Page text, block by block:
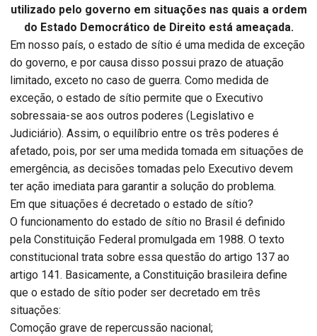
utilizado pelo governo em situações nas quais a ordem
do Estado Democrático de Direito está ameaçada.
Em nosso país, o estado de sítio é uma medida de exceção
do governo, e por causa disso possui prazo de atuação
limitado, exceto no caso de guerra. Como medida de
exceção, o estado de sítio permite que o Executivo
sobressaia-se aos outros poderes (Legislativo e
Judiciário). Assim, o equilíbrio entre os três poderes é
afetado, pois, por ser uma medida tomada em situações de
emergência, as decisões tomadas pelo Executivo devem
ter ação imediata para garantir a solução do problema.
Em que situações é decretado o estado de sítio?
O funcionamento do estado de sítio no Brasil é definido
pela Constituição Federal promulgada em 1988. O texto
constitucional trata sobre essa questão do artigo 137 ao
artigo 141. Basicamente, a Constituição brasileira define
que o estado de sítio poder ser decretado em três
situações:
Comoção grave de repercussão nacional;